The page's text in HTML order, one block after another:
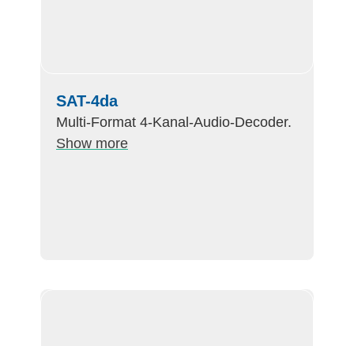
SAT-4da
Multi-Format 4-Kanal-Audio-Decoder.
Show more